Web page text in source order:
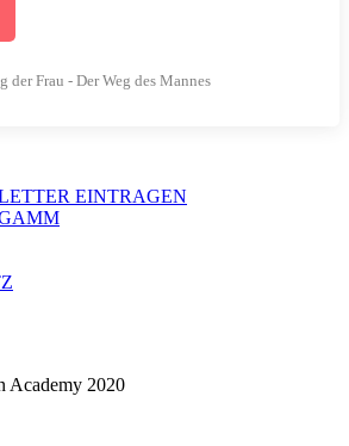
der Frau - Der Weg des Mannes
EINTRAGEN
Academy 2020